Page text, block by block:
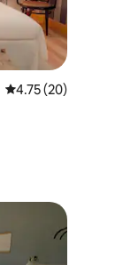
平均评分 4.75 分（满
4.75 (20)